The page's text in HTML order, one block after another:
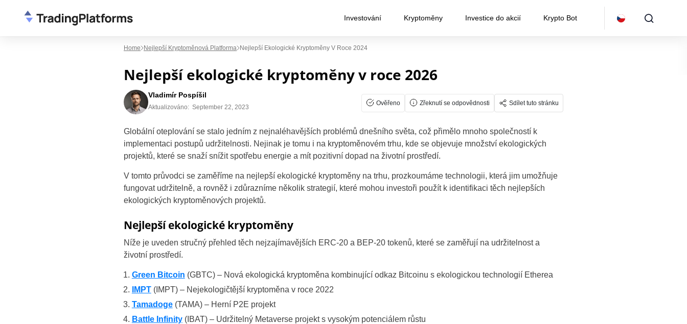
Investování Kryptoměny Investice do akcií Krypto Bot
Home Nejlepší Kryptoměnová Platforma Nejlepší Ekologické Kryptoměny V Roce 2024
Nejlepší ekologické kryptoměny v roce 2026
Vladimír Pospíšil
Aktualizováno: September 22, 2023
Ověřeno Zřeknutí se odpovědnosti Sdílet tuto stránku
Globální oteplování se stalo jedním z nejnaléhavějších problémů dnešního světa, což přimělo mnoho společností k
implementaci postupů udržitelnosti. Nejinak je tomu i na kryptoměnovém trhu, kde se objevuje množství ekologických
projektů, které se snaží snížit spotřebu energie a mít pozitivní dopad na životní prostředí.
V tomto průvodci se zaměříme na nejlepší ekologické kryptoměny na trhu, prozkoumáme technologii, která jim umožňuje
fungovat udržitelně, a rovněž i zdůrazníme několik strategií, které mohou investoři použít k identifikaci těch nejlepších
ekologických kryptoměnových projektů.
Nejlepší ekologické kryptoměny
Níže je uveden stručný přehled těch nejzajímavějších ERC-20 a BEP-20 tokenů, které se zaměřují na udržitelnost a
životní prostředí.
Green Bitcoin (GBTC) – Nová ekologická kryptoměna kombinující odkaz Bitcoinu s ekologickou technologií Etherea
IMPT (IMPT) – Nejekologičtější kryptoměna v roce 2022
Tamadoge(TAMA) – Herní P2E projekt
Battle Infinity(IBAT) – Udržitelný Metaverse projekt s vysokým potenciálem růstu